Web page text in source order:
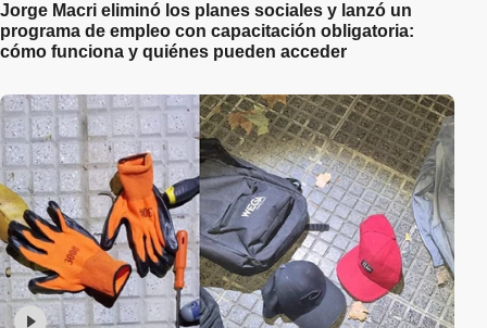
Jorge Macri eliminó los planes sociales y lanzó un
programa de empleo con capacitación obligatoria:
cómo funciona y quiénes pueden acceder